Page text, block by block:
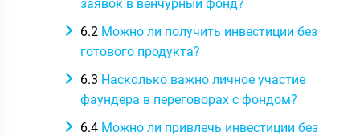
заявок в венчурный фонд?
6.2 Можно ли получить инвестиции без
готового продукта?
6.3 Насколько важно личное участие
фаундера в переговорах с фондом?
6.4 Можно ли привлечь инвестиции без